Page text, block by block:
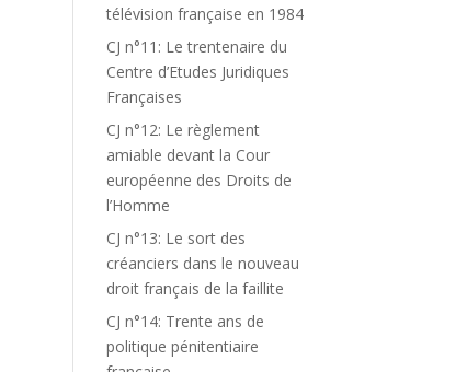
télévision française en 1984
CJ n°11: Le trentenaire du
Centre d’Etudes Juridiques
Françaises
CJ n°12: Le règlement
amiable devant la Cour
européenne des Droits de
l’Homme
CJ n°13: Le sort des
créanciers dans le nouveau
droit français de la faillite
CJ n°14: Trente ans de
politique pénitentiaire